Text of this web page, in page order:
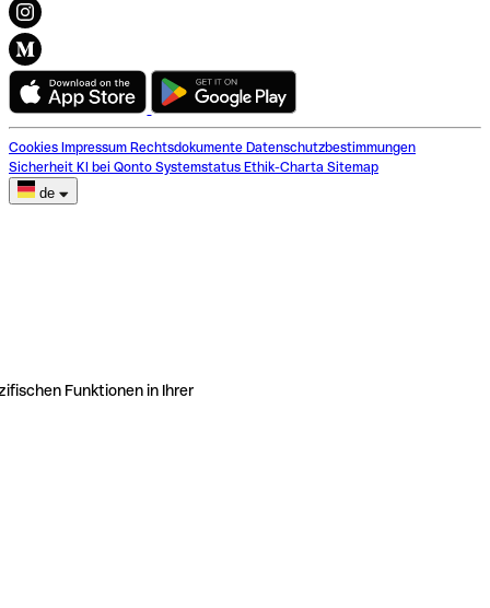
Cookies Impressum Rechtsdokumente Datenschutzbestimmungen
Sicherheit KI bei Qonto Systemstatus Ethik-Charta Sitemap
de
Funktionen in Ihrer